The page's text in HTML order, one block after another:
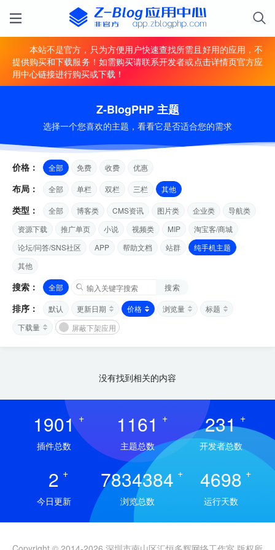
本站不是官方，只为方便用户快速查找所需且好用的应用，不
提供购买和下载服务！如需购买请联系开发者或点击详情页官方应
用中心链接进行购买或下载！
Z-BlogPHP 主题
选择一个您喜欢的主题，看看它是否适合您的需求
价格： 全部 免费 收费 优惠
布局： 全部 单栏 双栏 三栏 其他
类型： 全部 博客类 CMS资讯 图片类 企业类
导航类
资源下载
推广单页 小说 视频类 MIP
淘宝客/商城
论坛/问答/SNS社区
APP 帮助文档 站群
纯手机主题
其他
搜索： 全部 搜索
排序： 默认 更新日期 价格 浏览量
标题
下载量
屏蔽下架应用
没有找到相关的内容
1901 +
插件总数
1161 +
主题总数
231 +
开发者总数
2 +
今日更新
7834384 +
浏览总数
4698 +
运行天数